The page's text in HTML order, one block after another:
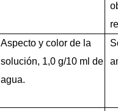
Aspecto y color de la
solución, 1,0 g/10 ml de
agua.